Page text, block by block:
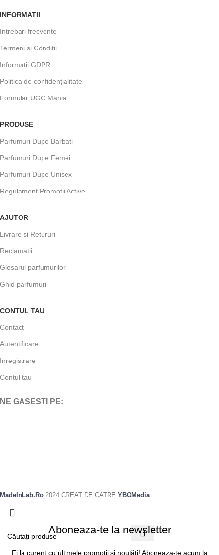
INFORMATII
Intrebari frecvente
Termeni si Conditii
Informații GDPR
Politica de confidențialitate
Formular UGC Mania
PRODUSE
Parfumuri Dupe Barbati
Parfumuri Dupe Femei
Parfumuri Dupe Unisex
Regulament Promotii Active
AJUTOR
Livrare si Retururi
Reclamatii
Glosarul parfumurilor
Ghid parfumuri
CONTUL TAU
Contact
Autentificare
Inregistrare
Contul tau
NE GASESTI PE:
MadeInLab.Ro 2024 CREAT DE CATRE YBOMedia
Aboneaza-te la newsletter
Fi la curent cu ultimele promotii si noutăti! Aboneaza-te acum la